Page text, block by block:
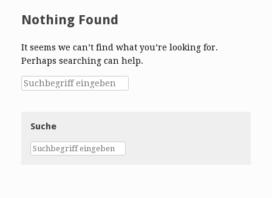
Nothing Found
It seems we can’t find what you’re looking for.
Perhaps searching can help.
Suche